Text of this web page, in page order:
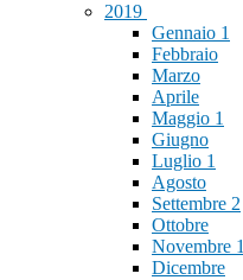
2019
Gennaio 1
Febbraio
Marzo
Aprile
Maggio 1
Giugno
Luglio 1
Agosto
Settembre 2
Ottobre
Novembre 1
Dicembre